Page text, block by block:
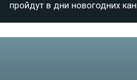
пройдут в дни новогодних